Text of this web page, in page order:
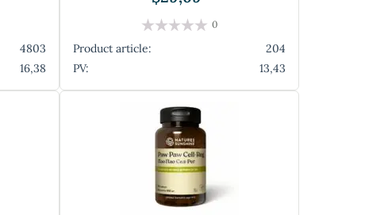
4803
16,38
0
Product article:
204
PV:
13,43